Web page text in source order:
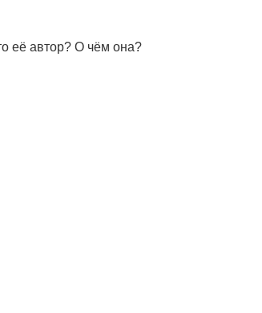
её автор? О чём она?